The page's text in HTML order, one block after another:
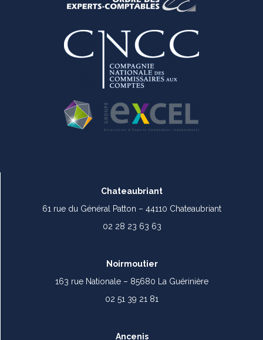
Chateaubriant
61 rue du Général Patton – 44110 Chateaubriant
02 28 23 63 63
Noirmoutier
163 rue Nationale – 85680 La Guérinière
02 51 39 21 81
Ancenis